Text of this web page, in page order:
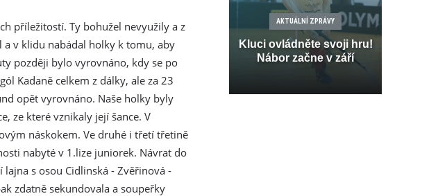
příležitostí. Ty bohužel nevyužily a z
a v klidu nabádal holky k tomu, aby
později bylo vyrovnáno, kdy se po
Kadaně celkem z dálky, ale za 23
opět vyrovnáno. Naše holky byly
ze které vznikaly její šance. V
náskokem. Ve druhé i třetí třetině
nabyté v 1.lize juniorek. Návrat do
s osou Cidlinská - Zvěřinová -
zdatně sekundovala a soupeřky
AKTUÁLNÍ ZPRÁVY
Kluci ovládněte svoji hru!
Nábor začne v září